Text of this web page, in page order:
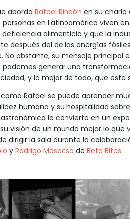
aborda Rafael Rincón en su charla
personas en Latinoamérica viven
deficiencia alimenticia y que la
después del de las energías
No obstante, su mensaje principal
generar una
y lo mejor de todo, que este
Rafael se puede aprender
humana y su hospitalidad
lo convierte en un
visión de un mundo mejor lo
dirigir la sala durante la
y Rodrigo Moscoso de Beta Bites.